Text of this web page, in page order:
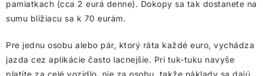
pamiatkach (cca 2 eurá denne). Dokopy sa tak dostanete na
sumu blížiacu sa k 70 eurám.
Pre jednu osobu alebo pár, ktorý ráta každé euro, vychádza
jazda cez aplikácie často lacnejšie. Pri tuk-tuku navyše